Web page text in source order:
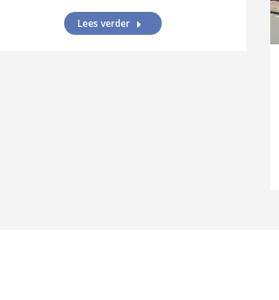
Lees verder